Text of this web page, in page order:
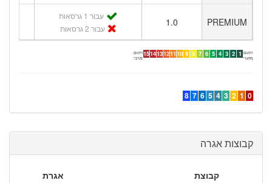
PREMIUM
1.0
עבור 1 גרסאות
עבור 2 גרסאות
זיהום
מזערי 1
2
3
4
5
6
7
8
9
10
11
12
13
14
15זיהום
מרבי
0
1
2
3
4
5
6
7
8
קבוצות אגרה
קבוצת
אגרת